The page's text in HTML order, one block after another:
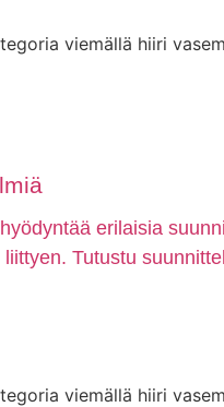
viemällä hiiri
erilaisia
Tutustu
viemällä hiiri